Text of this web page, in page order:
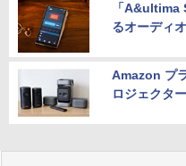
「A&ultima
るオーディ
Amazon プ
ロジェクタ